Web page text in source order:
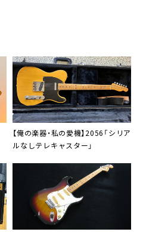
【俺の楽器・私の愛機】2056「シリア
ルなしテレキャスター」